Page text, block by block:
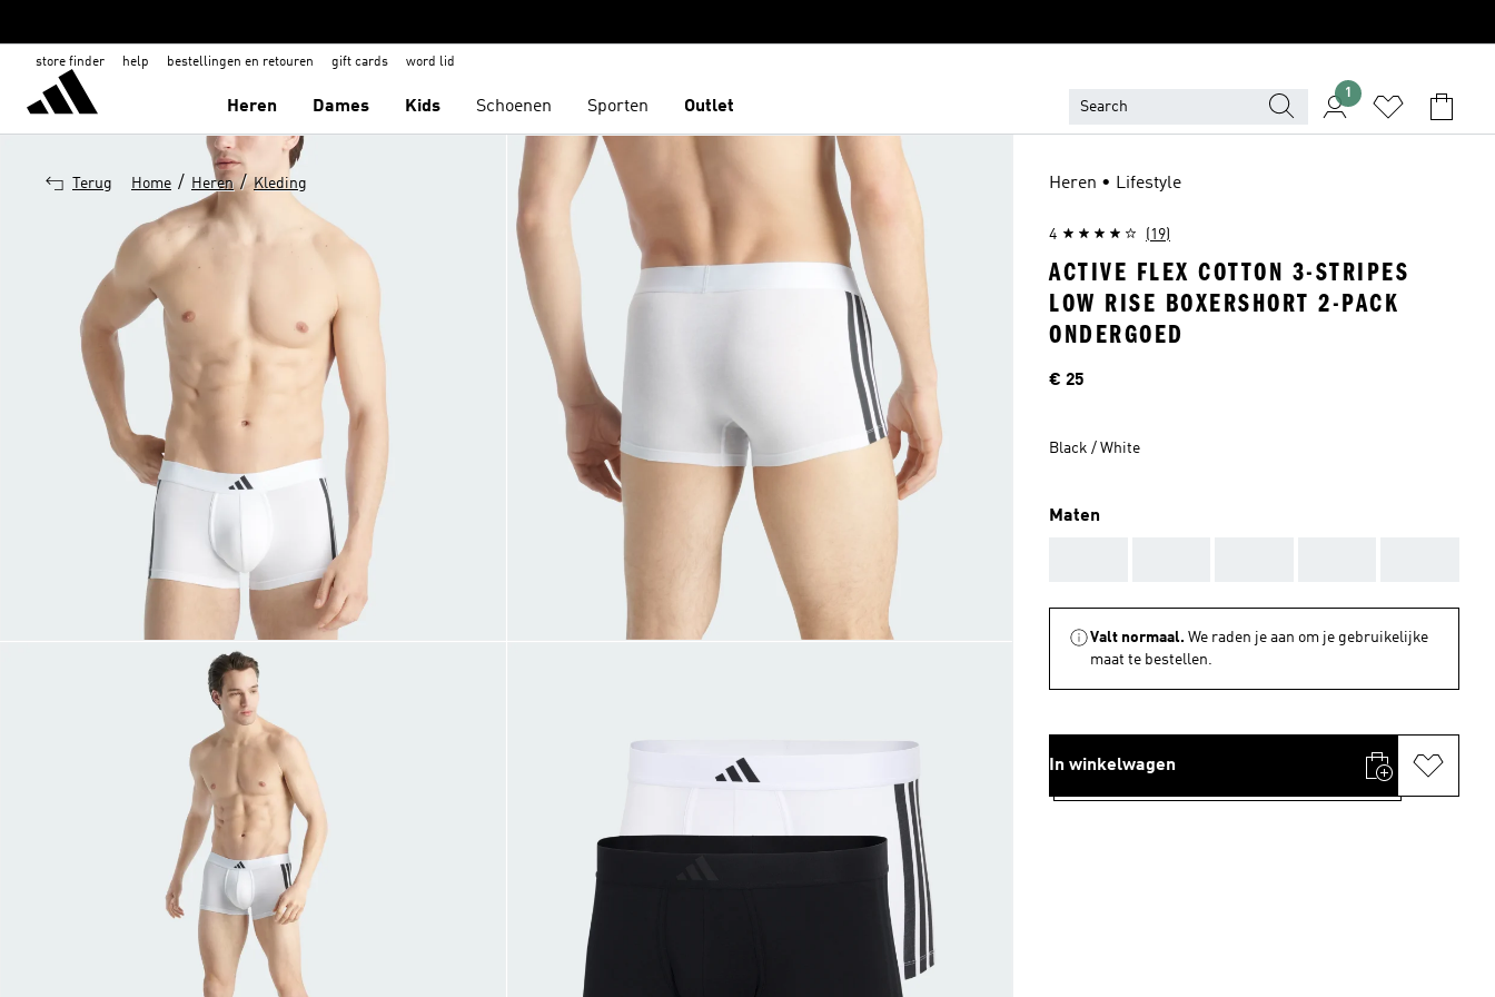
store finder help bestellingen en retouren gift cards word lid
Heren Dames Kids Schoenen Sporten Outlet
1
Terug Home / Heren / Kleding Heren • Lifestyle
4 (19)
ACTIVE FLEX COTTON 3-STRIPES
LOW RISE BOXERSHORT 2-PACK
ONDERGOED
Prijs
€ 25
Black / White
Maten
Valt normaal. We raden je aan om je gebruikelijke
maat te bestellen.
In winkelwagen